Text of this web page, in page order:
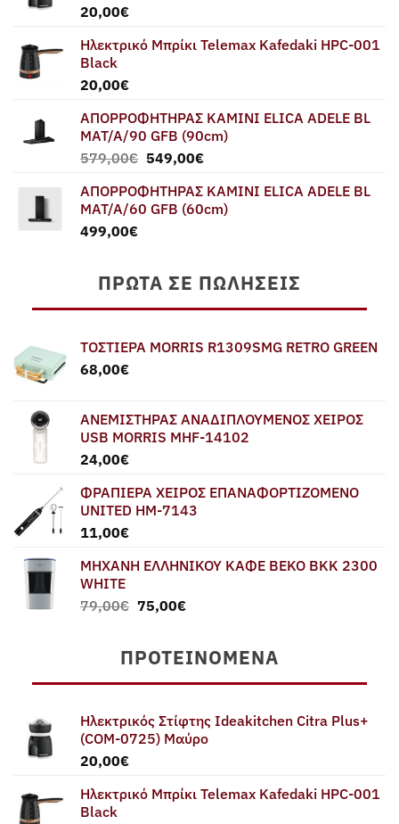
20,00€
Ηλεκτρικό Μπρίκι Telemax Kafedaki HPC-001
Black
20,00€
ΑΠΟΡΡΟΦΗΤΗΡΑΣ ΚΑΜΙΝΙ ELICA ADELE BL
MAT/A/90 GFB (90cm)
579,00€ Original
was:
579,00€.
549,00€Η
τιμή
είναι:
ΑΠΟΡΡΟΦΗΤΗΡΑΣ ΚΑΜΙΝΙ ELICA ADELE BL
MAT/A/60 GFB (60cm)
499,00€
ΠΡΏΤΑ ΣΕ ΠΩΛΉΣΕΙΣ
ΤΟΣΤΙΕΡΑ MORRIS R1309SMG RETRO GREEN
68,00€
ΑΝΕΜΙΣΤΗΡΑΣ ΑΝΑΔΙΠΛΟΥΜΕΝΟΣ ΧΕΙΡΟΣ
USB MORRIS MHF-14102
24,00€
ΦΡΑΠΙΕΡΑ ΧΕΙΡΟΣ ΕΠΑΝΑΦΟΡΤΙΖΟΜΕΝΟ
UNITED HM-7143
11,00€
ΜΗΧΑΝΗ ΕΛΛΗΝΙΚΟΥ ΚΑΦΕ BEKO BKK 2300
WHITE
79,00€ Original
79,00€.
75,00€Η
είναι:
75,00€.
ΠΡΟΤΕΙΝΌΜΕΝΑ
Ηλεκτρικός Στίφτης Ideakitchen Citra Plus+
(COM-0725) Μαύρο
20,00€
Ηλεκτρικό Μπρίκι Telemax Kafedaki HPC-001
Black